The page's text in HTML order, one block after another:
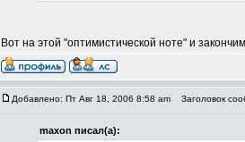
Вот на этой "оптимистической ноте" и
Добавлено: Пт Авг 18, 2006 8:58 am Заголовок
maxon писал(а):